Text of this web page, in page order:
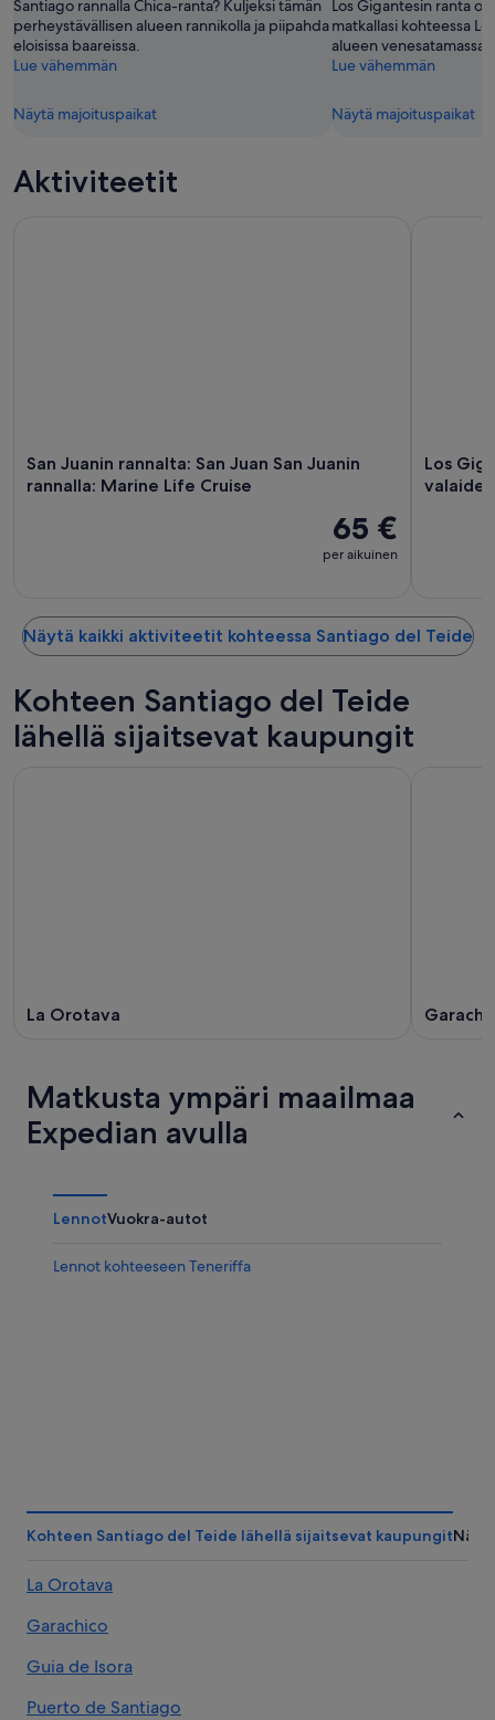
-
9.8.
Santiago rannalla Chica-ranta? Kuljeksi tämän
perheystävällisen alueen rannikolla ja piipahda
eloisissa baareissa.
Lue vähemmän
Näytä majoituspaikat
Los Gigantesin ranta
matkallasi kohteessa
alueen venesatamassa.
Lue vähemmän
Näytä majoituspaikat
Aktiviteetit
San Juanin rannalta: San Juan San Juanin
rannalla: Marine Life Cruise
65 €
per aikuinen
Los
Näytä kaikki aktiviteetit kohteessa Santiago del Teide
Kohteen Santiago del Teide
lähellä sijaitsevat kaupungit
La Orotava
Matkusta ympäri maailmaa
Expedian avulla
LennotVuokra-autot
Lennot kohteeseen Teneriffa
Kohteen Santiago del Teide lähellä sijaitsevat kaupungit
La Orotava
Garachico
Guia de Isora
Puerto de Santiago